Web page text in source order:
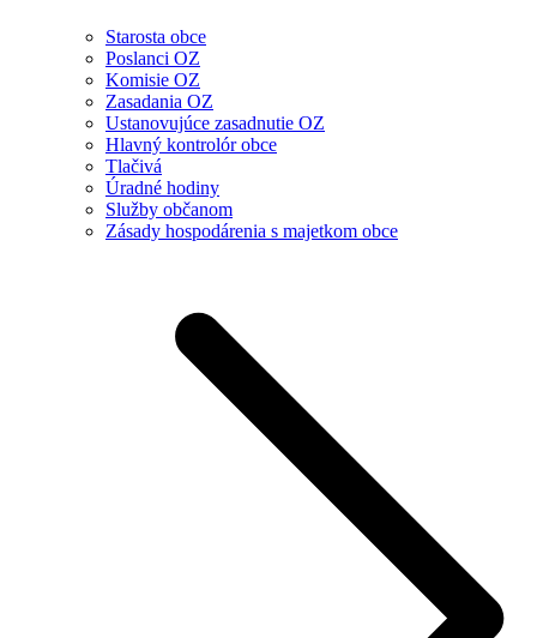
Starosta obce
Poslanci OZ
Komisie OZ
Zasadania OZ
Ustanovujúce zasadnutie OZ
Hlavný kontrolór obce
Tlačivá
Úradné hodiny
Služby občanom
Zásady hospodárenia s majetkom obce